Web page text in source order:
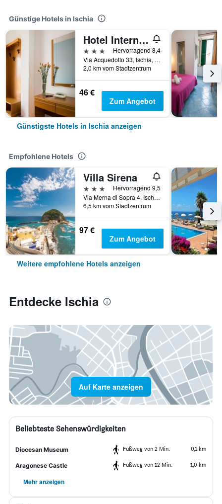
Günstige Hotels in Ischia
Hotel Internazionale
3 Sterne
Hervorragend 8,4
Via Acquedotto 33, Ischia, Provinz Neapel, Italien
2,0 km vom Stadtzentrum
46 €
Zum Angebot
Günstigste Hotels in Ischia anzeigen
Empfohlene Hotels
Villa Sirena
3 Sterne
Hervorragend 9,5
Via Merna di Sopra 4, Ischia, Provinz Neapel, Italien
6,5 km vom Stadtzentrum
97 €
Zum Angebot
Weitere empfohlene Hotels anzeigen
Entdecke Ischia
Auf Karte anzeigen
Beliebteste Sehenswürdigkeiten
Diocesan Museum Fußweg von 2 Min. 0,1 km
Aragonese Castle Fußweg von 12 Min. 1,0 km
Mehr anzeigen